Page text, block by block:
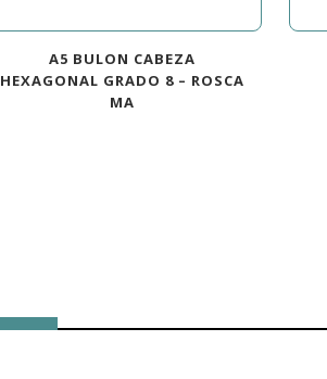
A5 BULON CABEZA
HEXAGONAL GRADO 8 – ROSCA
MA